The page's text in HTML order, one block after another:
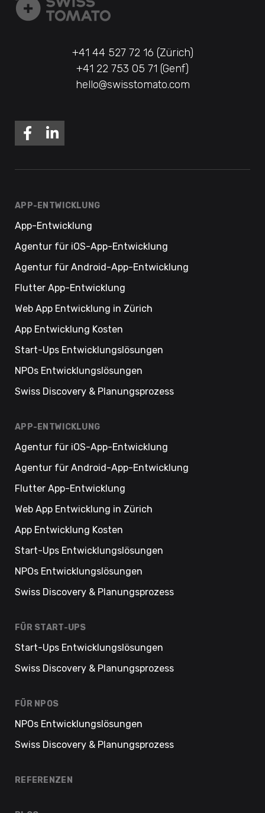
+41 44 527 72 16 (Zürich)
+41 22 753 05 71 (Genf)
hello@swisstomato.com
APP-ENTWICKLUNG
App-Entwicklung
Agentur für iOS-App-Entwicklung
Agentur für Android-App-Entwicklung
Flutter App-Entwicklung
Web App Entwicklung in Zürich
App Entwicklung Kosten
Start-Ups Entwicklungslösungen
NPOs Entwicklungslösungen
Swiss Discovery & Planungsprozess
APP-ENTWICKLUNG
Agentur für iOS-App-Entwicklung
Agentur für Android-App-Entwicklung
Flutter App-Entwicklung
Web App Entwicklung in Zürich
App Entwicklung Kosten
Start-Ups Entwicklungslösungen
NPOs Entwicklungslösungen
Swiss Discovery & Planungsprozess
FÜR START-UPS
Start-Ups Entwicklungslösungen
Swiss Discovery & Planungsprozess
FÜR NPOS
NPOs Entwicklungslösungen
Swiss Discovery & Planungsprozess
REFERENZEN